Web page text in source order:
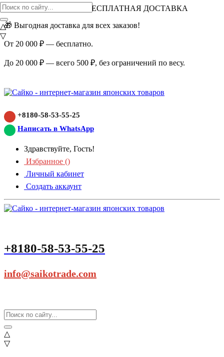
ВНИМАНИЕ АКЦИЯ!
БЕСПЛАТНАЯ ДОСТАВКА
🎁 Выгодная доставка для всех заказов!
От 20 000 ₽ — бесплатно.
До 20 000 ₽ — всего 500 ₽, без ограничений по весу.
+8180-58-53-55-25
Написать в WhatsApp
Здравствуйте, Гость!
Избранное ()
Личный кабинет
Создать аккаунт
+8180-58-53-55-25
info@saikotrade.com
△
▽
△
▽